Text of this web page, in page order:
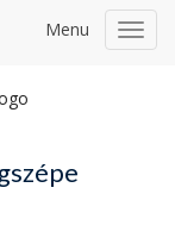
Menu